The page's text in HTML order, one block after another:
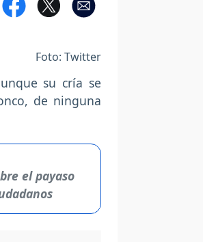
Foto: Twitter
su cría se
de ninguna
el payaso